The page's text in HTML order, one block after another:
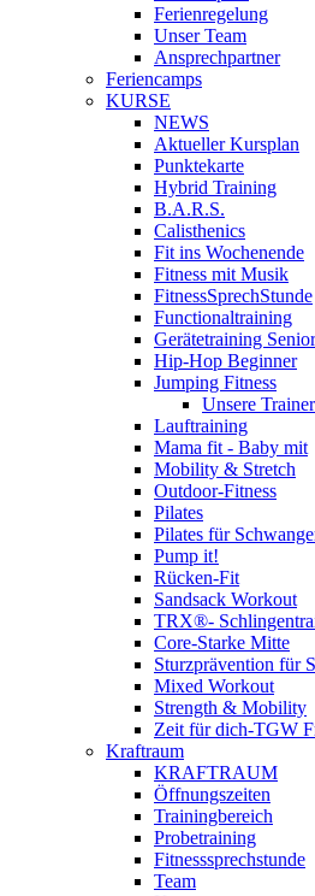
Ferienregelung
Unser Team
Ansprechpartner
Feriencamps
KURSE
NEWS
Aktueller Kursplan
Punktekarte
Hybrid Training
B.A.R.S.
Calisthenics
Fit ins Wochenende
Fitness mit Musik
FitnessSprechStunde
Functionaltraining
Gerätetraining
Hip-Hop Beginner
Jumping Fitness
Unsere
Lauftraining
Mama fit - Baby mit
Mobility & Stretch
Outdoor-Fitness
Pilates
Pilates für
Pump it!
Rücken-Fit
Sandsack Workout
TRX®-
Core-Starke Mitte
Sturzprävention für
Mixed Workout
Strength & Mobility
Zeit für dich-TGW
Kraftraum
KRAFTRAUM
Öffnungszeiten
Trainingbereich
Probetraining
Fitnesssprechstunde
Team